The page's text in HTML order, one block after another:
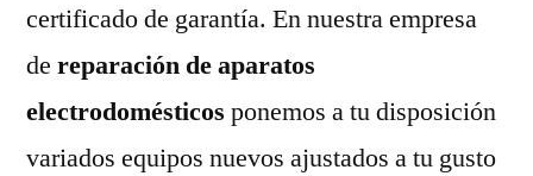
certificado de garantía. En nuestra empresa
de reparación de aparatos
electrodomésticos ponemos a tu disposición
variados equipos nuevos ajustados a tu gusto